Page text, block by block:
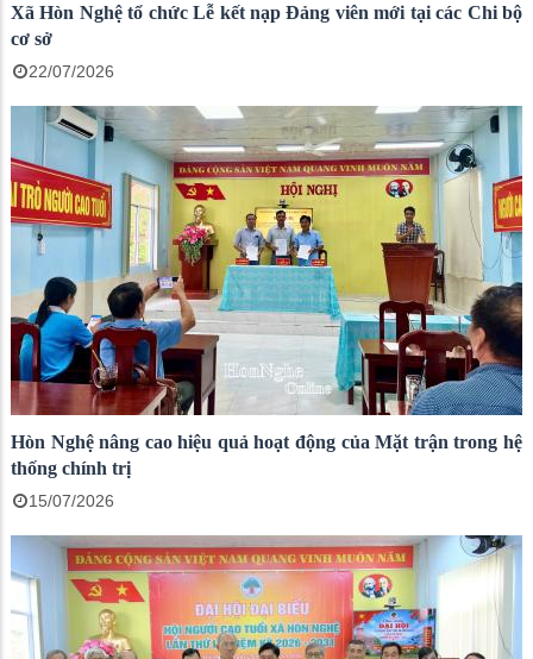
Xã Hòn Nghệ tổ chức Lễ kết nạp Đảng viên mới tại các Chi bộ
cơ sở
22/07/2026
Hòn Nghệ nâng cao hiệu quả hoạt động của Mặt trận trong hệ
thống chính trị
15/07/2026